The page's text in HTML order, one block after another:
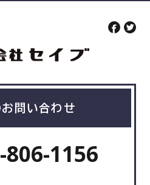
問い合わせ
806-1156